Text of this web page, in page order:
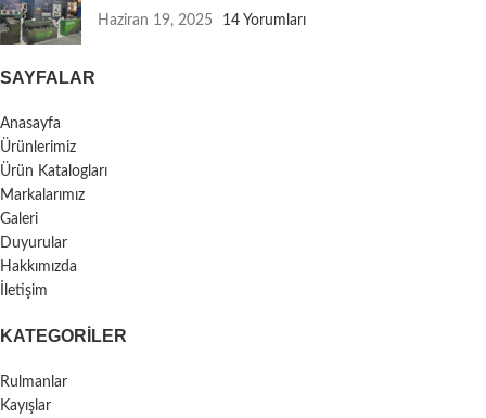
Haziran 19, 2025 14 Yorumları
SAYFALAR
Anasayfa
Ürünlerimiz
Ürün Katalogları
Markalarımız
Galeri
Duyurular
Hakkımızda
İletişim
KATEGORILER
Rulmanlar
Kayışlar